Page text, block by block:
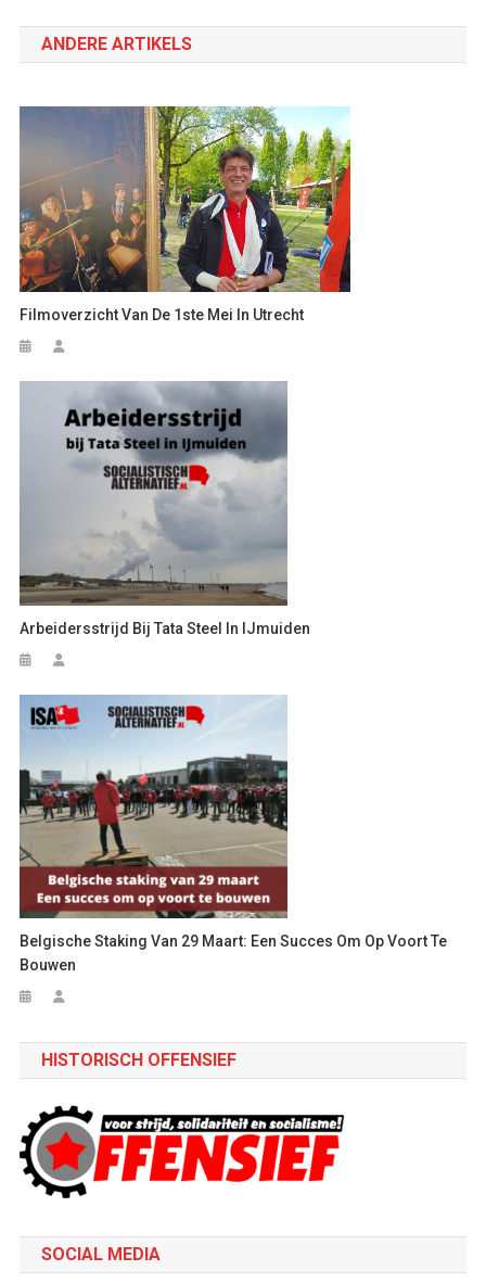
navigatie
ANDERE ARTIKELS
Filmoverzicht Van De 1ste Mei In Utrecht
Arbeidersstrijd Bij Tata Steel In IJmuiden
Belgische Staking Van 29 Maart: Een Succes Om Op Voort Te
Bouwen
HISTORISCH OFFENSIEF
SOCIAL MEDIA